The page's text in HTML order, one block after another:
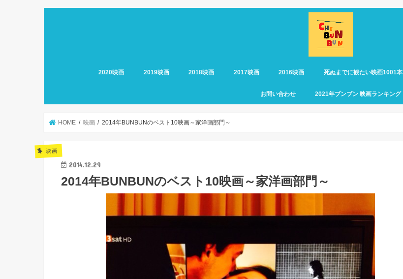
2020映画 2019映画 2018映画 2017映画 2016映画 死ぬまでに観たい映画1001本
お問い合わせ 2021年ブンブン 映画ランキング
HOME 映画 2014年BUNBUNのベスト10映画～家洋画部門～
映画
2014.12.29
2014年BUNBUNのベスト10映画～家洋画部門～